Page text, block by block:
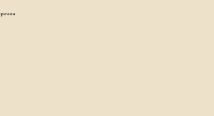
t.me/kkfortuna